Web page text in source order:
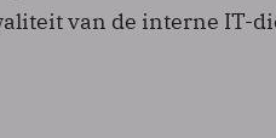
van de interne IT-